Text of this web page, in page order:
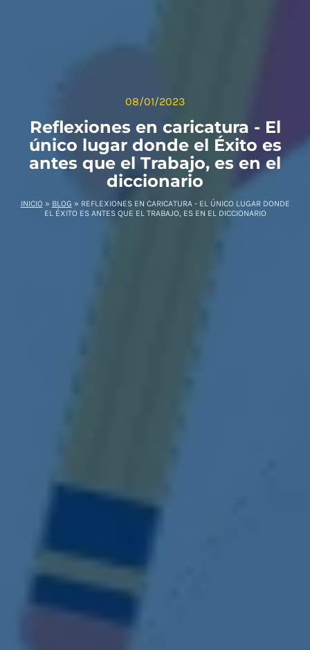
08/01/2023
Reflexiones en caricatura - El
único lugar donde el Éxito es
antes que el Trabajo, es en el
diccionario
INICIO » BLOG » REFLEXIONES EN CARICATURA - EL ÚNICO LUGAR DONDE
EL ÉXITO ES ANTES QUE EL TRABAJO, ES EN EL DICCIONARIO